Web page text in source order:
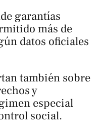
garantías
más de
datos oficiales
también sobre
y
especial
social.